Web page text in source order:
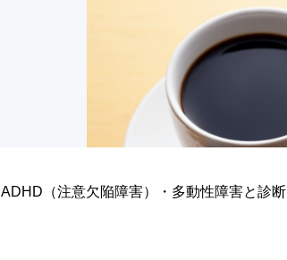
ADHD（注意欠陥障害）・多動性障害と診